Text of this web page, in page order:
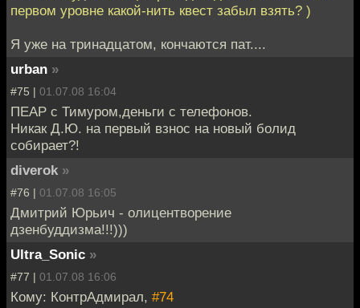
первом уровне какой-нить квест забыл взять? )
Я уже на тринадцатом, кончаются пат....
urban »
#75 | 01.07.08 16:04
ПЕАР с Тимуром,деньги с телефонов.
Никак Д.Ю. на первый взнос на новый болид
собирает?!
diverok »
#76 | 01.07.08 16:05
Дмитрий Юрьич - олицентворение
дзенбуддизма!!!)))
Ultra_Sonic »
#77 | 01.07.08 16:06
Кому: КонтрАдмирал, #74